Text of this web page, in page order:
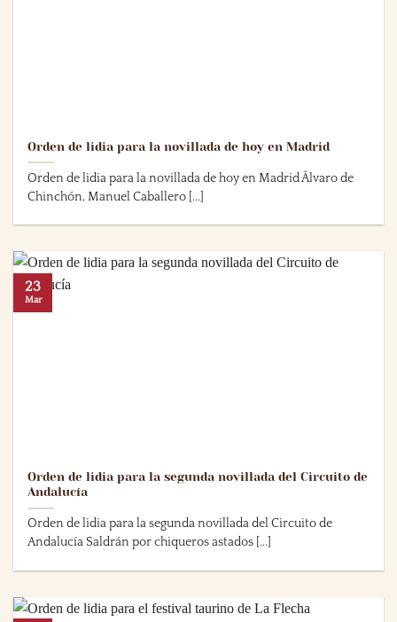
Orden de lidia para la novillada de hoy en Madrid
Orden de lidia para la novillada de hoy en Madrid Álvaro de
Chinchón, Manuel Caballero [...]
Orden de lidia para la segunda novillada del Circuito de
Andalucía
Orden de lidia para la segunda novillada del Circuito de
Andalucía Saldrán por chiqueros astados [...]
23
Mar